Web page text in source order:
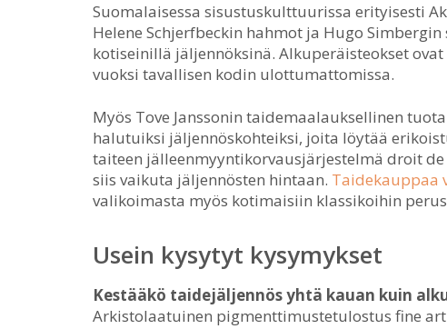
Suomalaisessa sisustuskulttuurissa erityisesti
Helene Schjerfbeckin hahmot ja Hugo
kotiseinillä jäljennöksinä. Alkuperäisteokset
vuoksi tavallisen kodin ulottumattomissa.
Myös Tove Janssonin taidemaalauksellinen
halutuiksi jäljennöskohteiksi, joita löytää
taiteen jälleenmyyntikorvausjärjestelmä droit de
siis vaikuta jäljennösten hintaan. Taidekauppaa
valikoimasta myös kotimaisiin klassikoihin
Usein kysytyt kysymykset
Kestääkö taidejäljennös yhtä kauan kuin
Arkistolaatuinen pigmenttimustetulostus fine